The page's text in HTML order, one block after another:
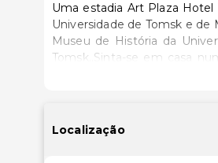
Uma estadia Art Plaza
Universidade de Tomsk e de Museu de
Museu de História da
Tomsk..Sinta-se em casa
cozinha partilhada.
Wi-Fi grátis e apoio para
e grelhadores de
Localização